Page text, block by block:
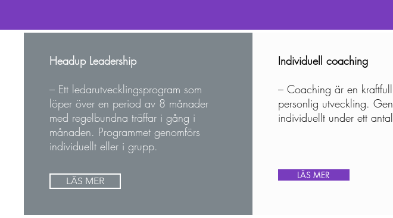
Headup Leadership
– Ett ledarutvecklingsprogram som
löper över en period av 8 månader
med regelbundna träffar i gång i
månaden. Programmet genomförs
individuellt eller i grupp.
LÄS MER
Individuell coaching
– Coaching är en
personlig utveckling.
individuellt under ett
LÄS MER